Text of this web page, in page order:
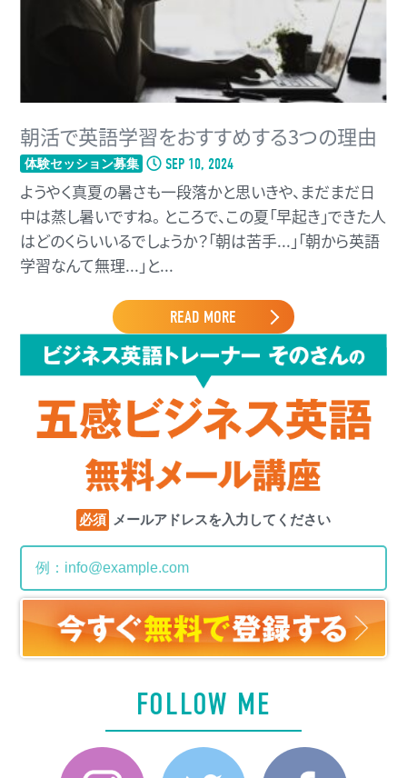
朝活で英語学習をおすすめする3つの理由
体験セッション募集 SEP 10, 2024
ようやく真夏の暑さも一段落かと思いきや、まだまだ日
中は蒸し暑いですね。 ところで、この夏「早起き」できた人
はどのくらいいるでしょうか？「朝は苦手...」「朝から英語
学習なんて無理...」と...
READ MORE
必須 メールアドレスを入力してください
FOLLOW ME